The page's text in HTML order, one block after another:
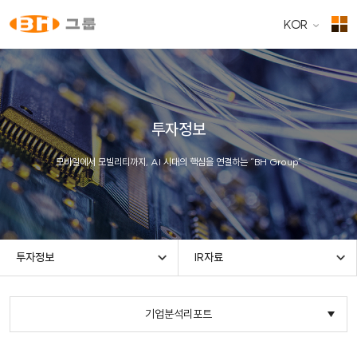
KOR
투자정보
모바일에서 모빌리티까지, AI 시대의 핵심을 연결하는 “BH Group”
투자정보 IR자료
기업분석리포트